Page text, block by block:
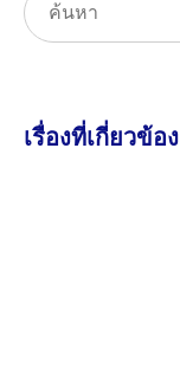
เรื่องที่เกี่ยวข้อง